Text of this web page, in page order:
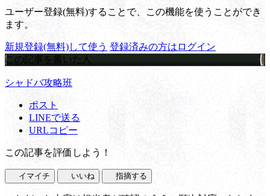
ユーザー登録(無料)することで、この機能を使うことができ
ます。
新規登録(無料)して使う 登録済みの方はログイン
この記事を書いた人
シャドバ攻略班
ポスト
LINEで送る
URLコピー
この記事を評価しよう！
イマイチ いいね 指摘する